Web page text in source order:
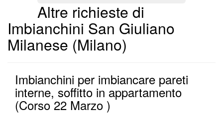
Altre richieste di
Imbianchini San Giuliano
Milanese (Milano)
Imbianchini per imbiancare pareti
interne, soffitto in appartamento
(Corso 22 Marzo )